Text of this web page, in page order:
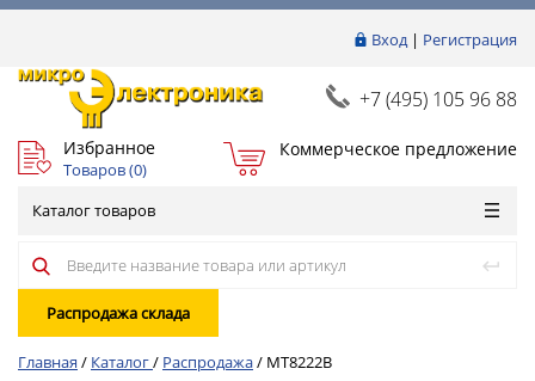
Вход| Регистрация
+7 (495) 105 96 88
Избранное
Товаров (0)
Коммерческое предложение
Каталог товаров
Распродажа склада
Главная / Каталог/ Распродажа/ MT8222B